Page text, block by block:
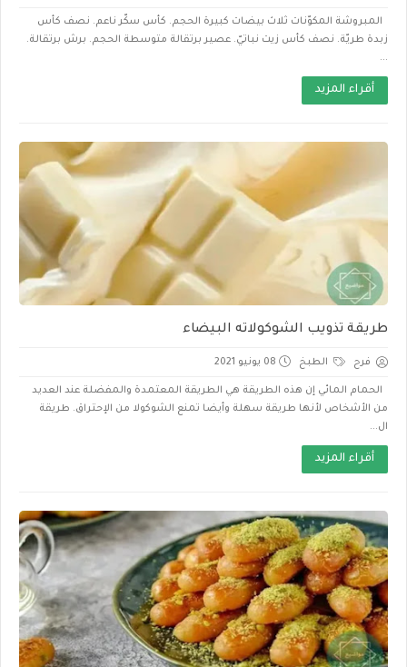
المبروشة المكوّنات ثلاث بيضات كبيرة الحجم. كأس سكّر ناعم. نصف كأس
زبدة طريّة. نصف كأس زيت نباتيّ. عصير برتقالة متوسطة الحجم. برش برتقالة.
...
أقراء المزيد
طريقة تذويب الشوكولاته البيضاء
فرح الطبخ 08 يونيو 2021
الحمام المائي إن هذه الطريقة هي الطريقة المعتمدة والمفضلة عند العديد
من الأشخاص لأنها طريقة سهلة وأيضا تمنع الشوكولا من الإحتراق. طريقة
ال...
أقراء المزيد